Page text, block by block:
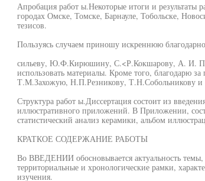
Апробация работ ы.Некоторые итоги и
городах Омске, Томске, Барнауле, Тобольске,
тезисов.
Пользуясь случаем приношу искреннюю
сильеву, Ю.Ф.Кирюшину, С.<Р.Кокшарову, А. И.
использовать материалы. Кроме того, благодарю
Т.М.Захожую, Н.П.Резникову, Т.Н.Собольникову и
Структура работ ы.Диссертация состоит из
иллюстративного приложений. В Приложении,
статистический анализ керамики, альбом
КРАТКОЕ СОДЕРЖАНИЕ РАБОТЫ
Во ВВЕДЕНИИ обосновывается актуальность темы,
территориальные и хронологические рамки,
изучения.